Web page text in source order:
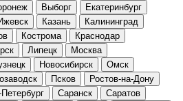
Выборг
Екатеринбург
Казань
Калининград
Кострома
Краснодар
Липецк
Москва
Новосибирск
Омск
Псков
Ростов-на-Дону
Саранск
Саратов